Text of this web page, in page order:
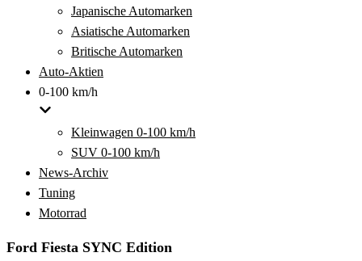
Japanische Automarken
Asiatische Automarken
Britische Automarken
Auto-Aktien
0-100 km/h
Kleinwagen 0-100 km/h
SUV 0-100 km/h
News-Archiv
Tuning
Motorrad
Ford Fiesta SYNC Edition